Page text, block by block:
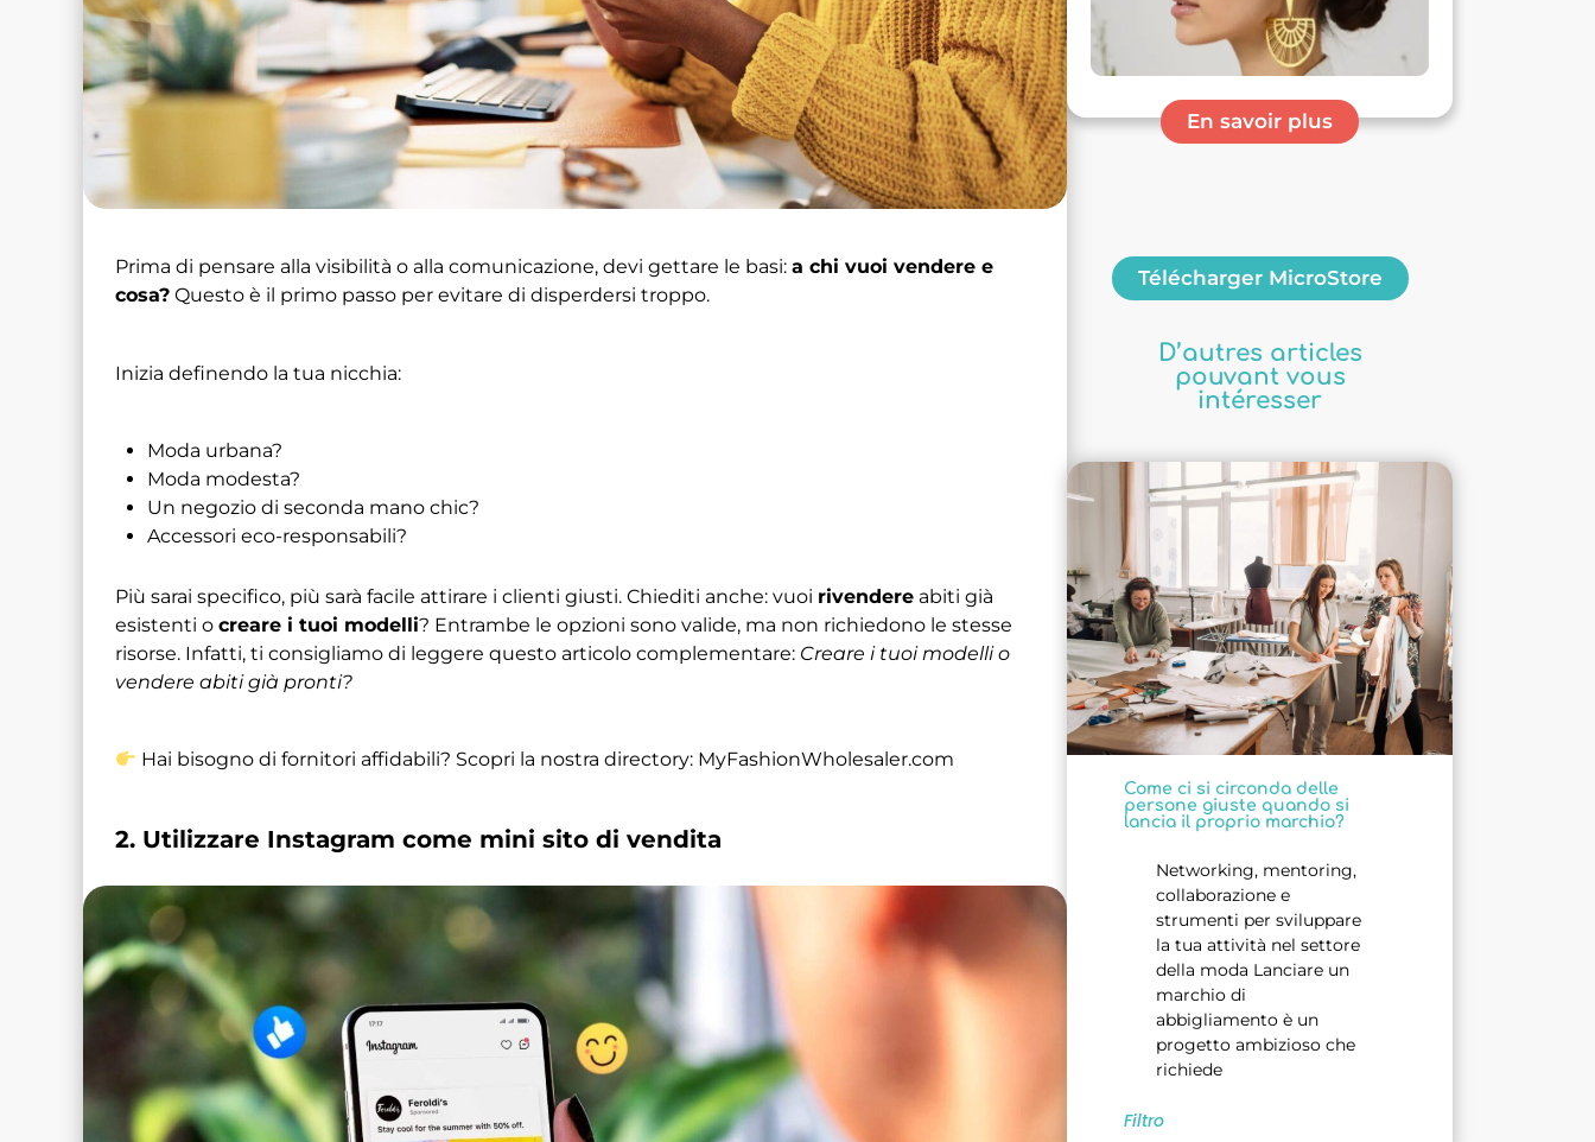
Prima di pensare alla visibilità o alla comunicazione, devi gettare le basi: a chi vuoi vendere e
cosa?Questo è il primo passo per evitare di disperdersi troppo.
Inizia definendo la tua nicchia:
Moda urbana?
Moda modesta?
Un negozio di seconda mano chic?
Accessori eco-responsabili?
Più sarai specifico, più sarà facile attirare i clienti giusti. Chiediti anche: vuoi rivendereabiti già
esistenti o creare i tuoi modelli? Entrambe le opzioni sono valide, ma non richiedono le stesse
risorse. Infatti, ti consigliamo di leggere questo articolo complementare: Creare i tuoi modelli o
vendere abiti già pronti?
Hai bisogno di fornitori affidabili? Scopri la nostra directory: MyFashionWholesaler.com
2. Utilizzare Instagram come mini sito di vendita
En savoir plus
Télécharger MicroStore
D’autres articles
pouvant vous
intéresser
Come ci si circonda delle
persone giuste quando si
lancia il proprio marchio?
Networking, mentoring,
collaborazione e
strumenti per sviluppare
la tua attività nel settore
della moda Lanciare un
marchio di
abbigliamento è un
progetto ambizioso che
richiede
Filtro